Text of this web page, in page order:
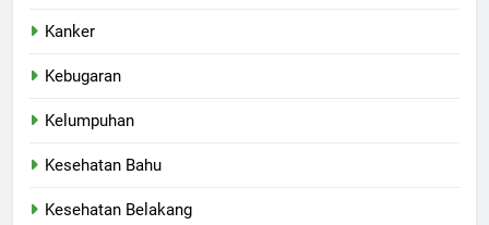
Kanker
Kebugaran
Kelumpuhan
Kesehatan Bahu
Kesehatan Belakang